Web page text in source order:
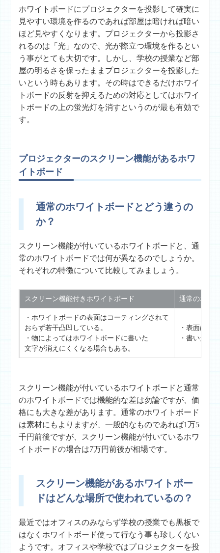
ホワイトボードにプロジェクターを投影して確実に
見やすい環境を作るのであれば部屋は暗ければ暗い
ほど見やすくなります。プロジェクターから投影さ
れるのは「光」なので、光が際立つ環境を作るとい
う事がとても大切です。しかし、学校の授業など部
屋の明るさを保ったままプロジェクターを投影した
いという時もあります。その時はできるだけホワイ
トボードの反射を抑えるための対応としてはホワイ
トボードの上の蛍光灯を消すというのが最も有効で
す。
プロジェクターのスクリーン機能があるホワ
イトボード
通常のホワイトボードとどう違うの
か？
スクリーン機能が付いているホワイトボードと、通
常のホワイトボードでは何が異なるのでしょうか。
それぞれの特徴について比較してみましょう。
スクリーン機能付きホワイトボード 通常のホワ
・ホワイトボードの表面はコーティングされて
おらず若干凸凹している。
・物によってはホワイトボードに書いた
文字が消えにくくなる場合もある。
・表面はコ
・書いた文
スクリーン機能が付いているホワイトボードと通常
のホワイトボードでは機能的な差は勿論ですが、価
格にも大きな差があります。通常のホワイトボード
は素材にもよりますが、一般的なものであれば1万5
千円前後ですが、スクリーン機能が付いているホワ
イトボードの場合は7万円前後が相場です。
スクリーン機能があるホワイトボー
ドはどんな場所で使われているの？
最近ではオフィスのみならず学校の授業でも黒板で
はなくホワイトボード使って行なう事も珍しくない
ようです。オフィスや学校ではプロジェクターを投